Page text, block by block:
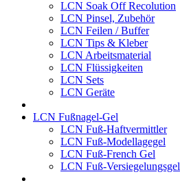
LCN Soak Off Recolution
LCN Pinsel, Zubehör
LCN Feilen / Buffer
LCN Tips & Kleber
LCN Arbeitsmaterial
LCN Flüssigkeiten
LCN Sets
LCN Geräte
LCN Fußnagel-Gel
LCN Fuß-Haftvermittler
LCN Fuß-Modellagegel
LCN Fuß-French Gel
LCN Fuß-Versiegelungsgel